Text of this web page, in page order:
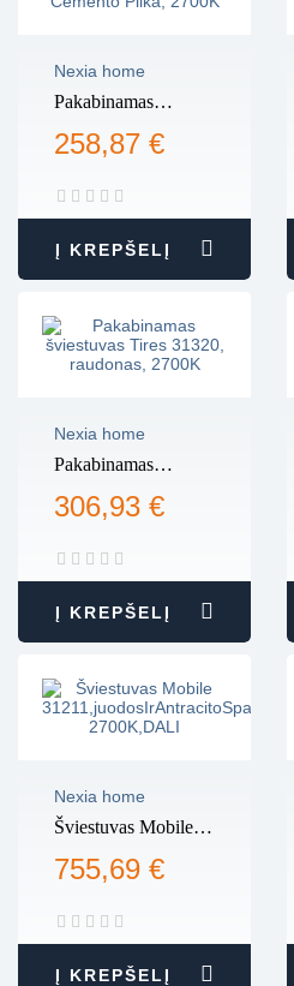
Nexia home
Pakabinamas
31310, Cemento
258,87 €
Į KREPŠELĮ
Nexia home
Pakabinamas
31320, raudonas,
306,93 €
Į KREPŠELĮ
Nexia home
Šviestuvas Mobile
2700K,DALI
755,69 €
Į KREPŠELĮ